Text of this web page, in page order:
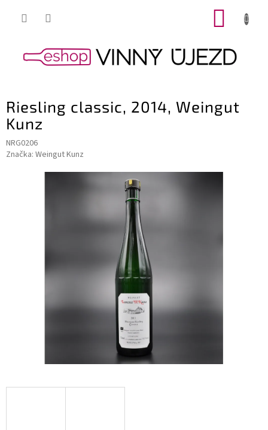
Riesling classic, 2014, Weingut
Kunz
NRG0206
Značka: Weingut Kunz